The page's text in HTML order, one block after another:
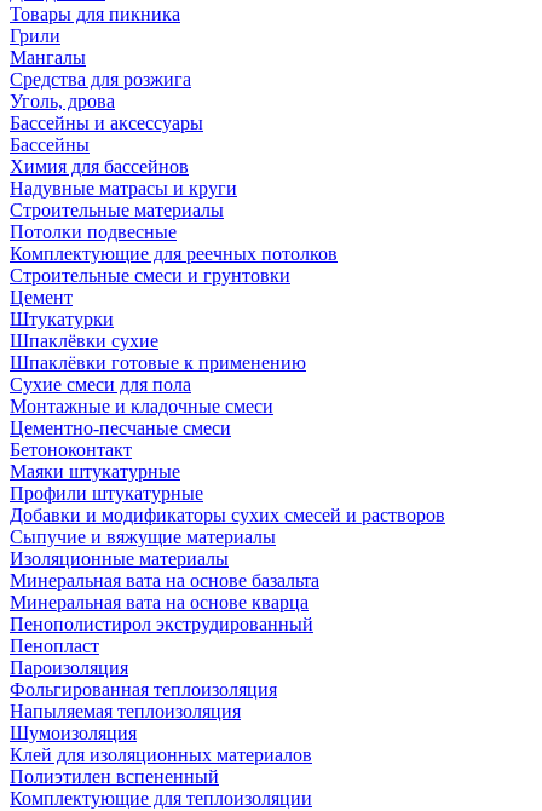
Товары для пикника
Грили
Мангалы
Средства для розжига
Уголь, дрова
Бассейны и аксессуары
Бассейны
Химия для бассейнов
Надувные матрасы и круги
Строительные материалы
Потолки подвесные
Комплектующие для реечных потолков
Строительные смеси и грунтовки
Цемент
Штукатурки
Шпаклёвки сухие
Шпаклёвки готовые к применению
Сухие смеси для пола
Монтажные и кладочные смеси
Цементно-песчаные смеси
Бетоноконтакт
Маяки штукатурные
Профили штукатурные
Добавки и модификаторы сухих смесей и растворов
Сыпучие и вяжущие материалы
Изоляционные материалы
Минеральная вата на основе базальта
Минеральная вата на основе кварца
Пенополистирол экструдированный
Пенопласт
Пароизоляция
Фольгированная теплоизоляция
Напыляемая теплоизоляция
Шумоизоляция
Клей для изоляционных материалов
Полиэтилен вспененный
Комплектующие для теплоизоляции